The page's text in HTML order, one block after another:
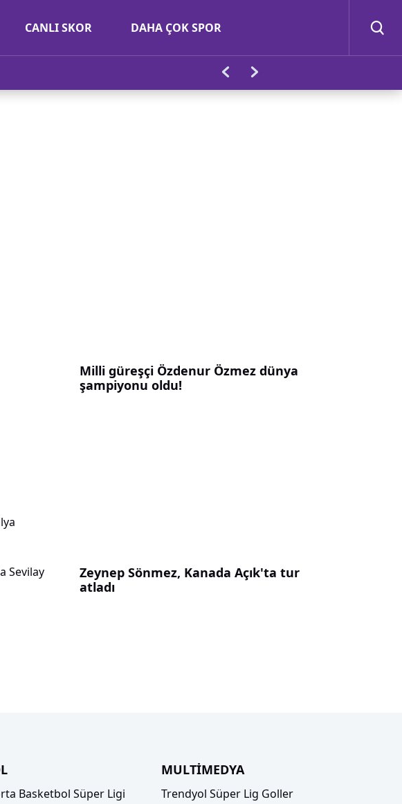
CANLI SKOR DAHA ÇOK SPOR
Sevilay
Milli güreşçi Özdenur Özmez dünya
şampiyonu oldu!
Zeynep Sönmez, Kanada Açık'ta tur
atladı
Basketbol Süper Ligi
MULTİMEDYA
Trendyol Süper Lig Goller